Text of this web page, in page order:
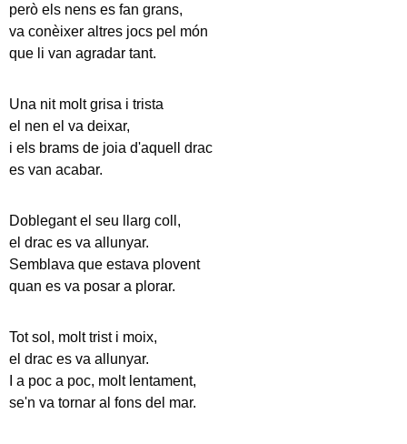
però els nens es fan grans,
va conèixer altres jocs pel món
que li van agradar tant.
Una nit molt grisa i trista
el nen el va deixar,
i els brams de joia d'aquell drac
es van acabar.
Doblegant el seu llarg coll,
el drac es va allunyar.
Semblava que estava plovent
quan es va posar a plorar.
Tot sol, molt trist i moix,
el drac es va allunyar.
I a poc a poc, molt lentament,
se'n va tornar al fons del mar.